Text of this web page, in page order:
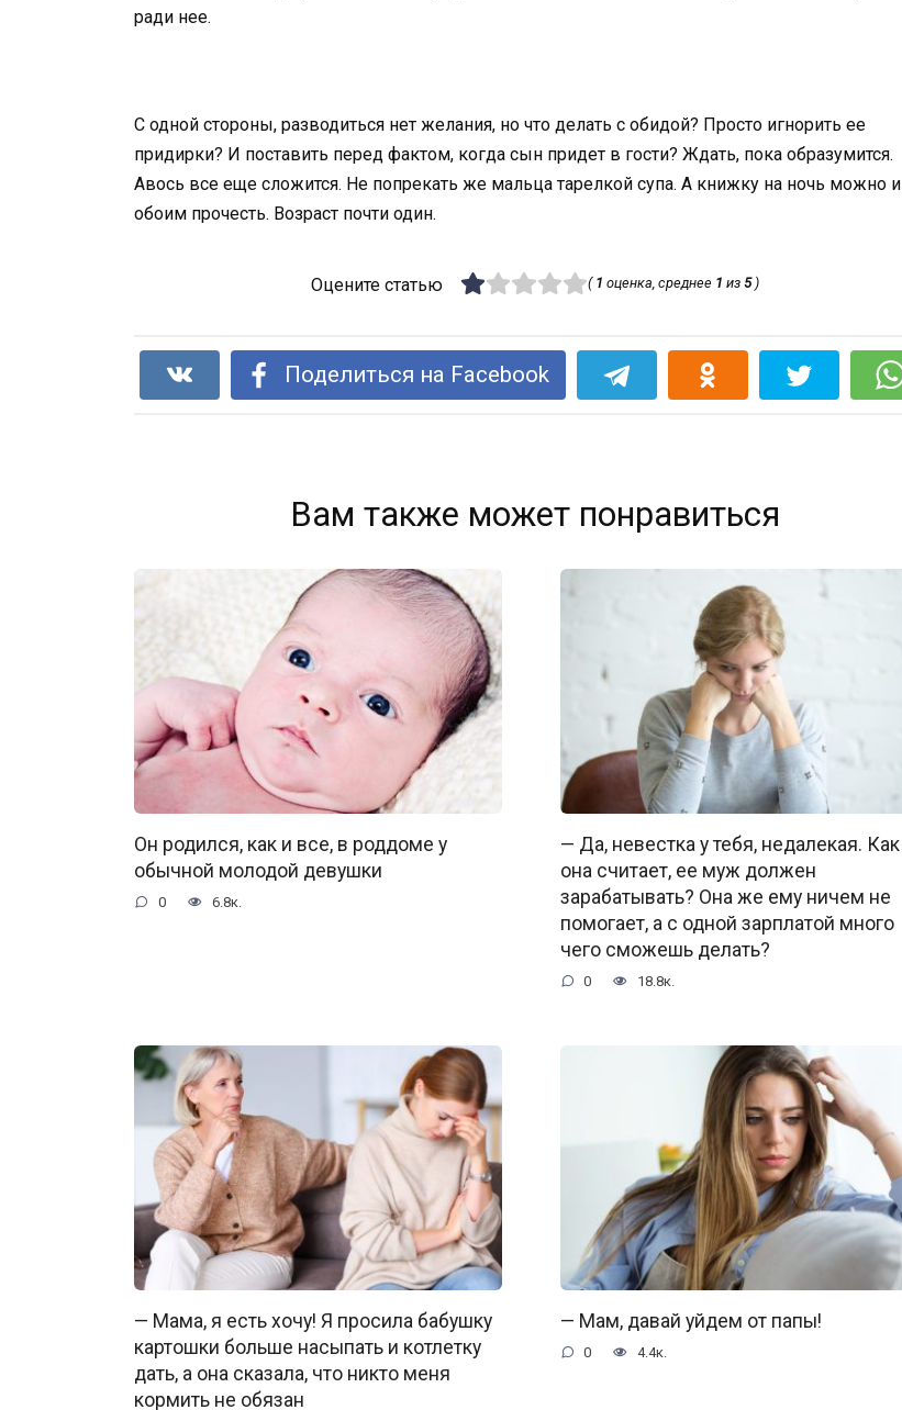
ради нее.
С одной стороны, разводиться нет желания, но что делать с обидой? Просто игнорить ее
придирки? И поставить перед фактом, когда сын придет в гости? Ждать, пока образумится.
Авось все еще сложится. Не попрекать же мальца тарелкой супа. А книжку на ночь можно и
обоим прочесть. Возраст почти один.
Оцените статью ( 1 оценка, среднее 1 из5)
Поделиться на Facebook
Вам также может понравиться
Он родился, как и все, в роддоме у
обычной молодой девушки
0 6.8к.
— Да, невестка у тебя, недалекая. Как
она считает, ее муж должен
зарабатывать? Она же ему ничем не
помогает, а с одной зарплатой много
чего сможешь делать?
0 18.8к.
— Мама, я есть хочу! Я просила бабушку
картошки больше насыпать и котлетку
дать, а она сказала, что никто меня
кормить не обязан
— Мам, давай уйдем от папы!
0 4.4к.